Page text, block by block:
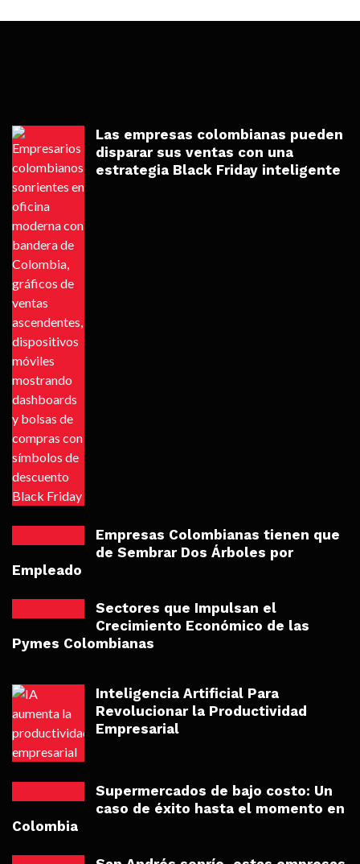
Las empresas colombianas pueden
disparar sus ventas con una
estrategia Black Friday inteligente
Empresas Colombianas tienen que
de Sembrar Dos Árboles por
Empleado
Sectores que Impulsan el
Crecimiento Económico de las
Pymes Colombianas
Inteligencia Artificial Para
Revolucionar la Productividad
Empresarial
Supermercados de bajo costo: Un
caso de éxito hasta el momento en
Colombia